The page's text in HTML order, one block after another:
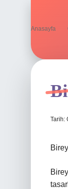
Anasayfa
Tarih: